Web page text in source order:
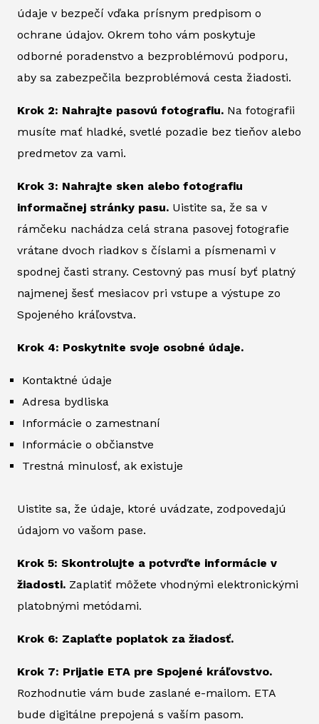
údaje v bezpečí vďaka prísnym predpisom o
ochrane údajov. Okrem toho vám poskytuje
odborné poradenstvo a bezproblémovú podporu,
aby sa zabezpečila bezproblémová cesta žiadosti.
Krok 2: Nahrajte pasovú fotografiu. Na fotografii
musíte mať hladké, svetlé pozadie bez tieňov alebo
predmetov za vami.
Krok 3: Nahrajte sken alebo fotografiu
informačnej stránky pasu. Uistite sa, že sa v
rámčeku nachádza celá strana pasovej fotografie
vrátane dvoch riadkov s číslami a písmenami v
spodnej časti strany. Cestovný pas musí byť platný
najmenej šesť mesiacov pri vstupe a výstupe zo
Spojeného kráľovstva.
Krok 4: Poskytnite svoje osobné údaje.
Kontaktné údaje
Adresa bydliska
Informácie o zamestnaní
Informácie o občianstve
Trestná minulosť, ak existuje
Uistite sa, že údaje, ktoré uvádzate, zodpovedajú
údajom vo vašom pase.
Krok 5: Skontrolujte a potvrďte informácie v
žiadosti. Zaplatiť môžete vhodnými elektronickými
platobnými metódami.
Krok 6: Zaplaťte poplatok za žiadosť.
Krok 7: Prijatie ETA pre Spojené kráľovstvo.
Rozhodnutie vám bude zaslané e-mailom. ETA
bude digitálne prepojená s vaším pasom.